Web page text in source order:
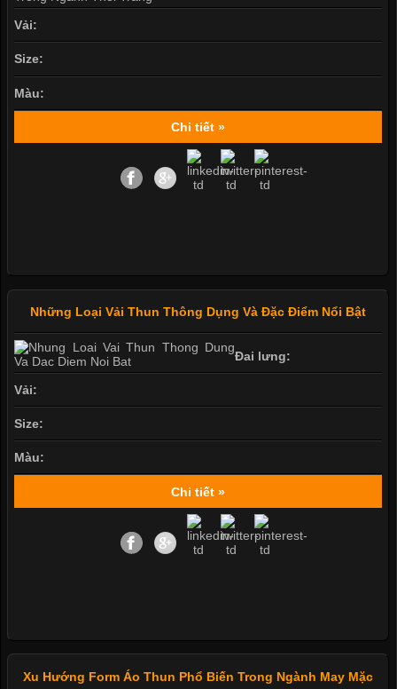
Vải:
Size:
Màu:
Chi tiết »
Những Loại Vải Thun Thông Dụng Và Đặc Điểm Nổi Bật
Đai lưng:
Vải:
Size:
Màu:
Chi tiết »
Xu Hướng Form Áo Thun Phổ Biến Trong Ngành May Mặc